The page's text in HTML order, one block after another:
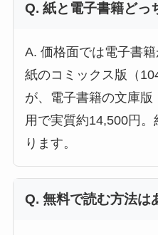
Q. 紙と電子書籍どっ
A. 価格面では電子書籍
紙のコミックス版（
が、電子書籍の文庫版
用で実質約14,500円
ります。
Q. 無料で読む方法は